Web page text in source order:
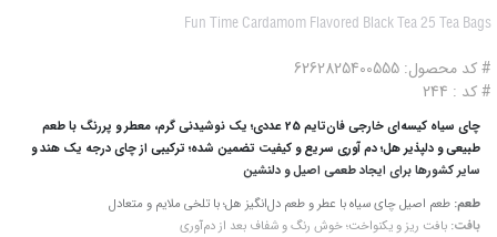
Fun Time Cardamom Flavored Black Tea 25 Tea Bags
# کد محصول: 6262825400555
# کد : 244
چای سیاه کیسه‌ای خارجی فان‌تایم 25 عددی؛ یک نوشیدنی گرم، معطر و پررنگ با طعم
طبیعی و دلپذیر هل؛ دم آوری سریع و کیفیت تضمین شده؛ ترکیبی از چای درجه یک هند و
سایر کشورها برای ایجاد طعمی اصیل و دلنشین
طعم: طعم اصیل چای سیاه با عطر و طعم دل‌انگیز هل؛ با تلخی ملایم و متعادل
بافت: بافت ریز و یکنواخت؛ خوش رنگ و شفاف بعد از دم‌آوری